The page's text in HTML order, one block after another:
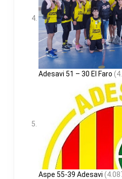
Adesavi 51 – 30 El Faro
Aspe 55-39 Adesavi